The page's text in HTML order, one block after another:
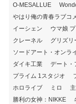
O-MESALLUE
やはり俺の青春ラブコ
イーシェン
ウマ娘
クレーネル
グリズリ
ソードアート・オンラ
ダイキ工業
デート・
プライム 1スタジオ
ホロライブ
ミロ
勝利の女神：NIKKE